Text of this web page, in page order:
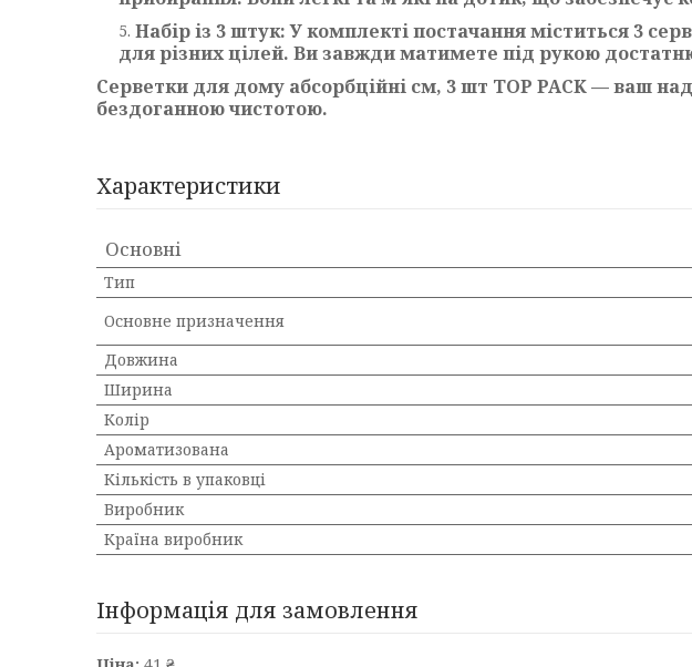
Набір із 3 штук: У комплекті постачання міститься 3
для різних цілей. Ви завжди матимете під рукою
Серветки для дому абсорбційні см, 3 шт TOP PACK — ваш
бездоганною чистотою.
Характеристики
Основні
Тип
Основне призначення
Довжина
Ширина
Колір
Ароматизована
Кількість в упаковці
Виробник
Країна виробник
Інформація для замовлення